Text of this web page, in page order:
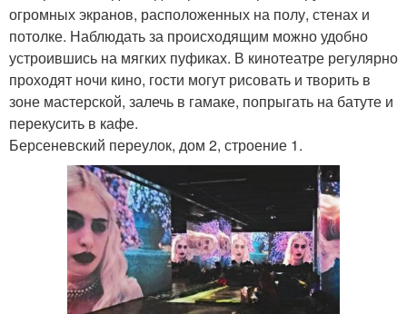
огромных экранов, расположенных на полу, стенах и
потолке. Наблюдать за происходящим можно удобно
устроившись на мягких пуфиках. В кинотеатре регулярно
проходят ночи кино, гости могут рисовать и творить в
зоне мастерской, залечь в гамаке, попрыгать на батуте и
перекусить в кафе.
Берсеневский переулок, дом 2, строение 1.